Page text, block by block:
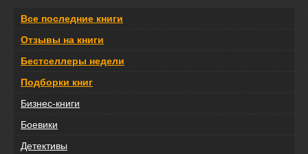
Все последние книги
Отзывы на книги
Бестселлеры недели
Подборки книг
Бизнес-книги
Боевики
Детективы